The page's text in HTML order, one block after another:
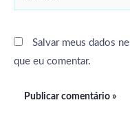
Salvar meus dados
que eu comentar.